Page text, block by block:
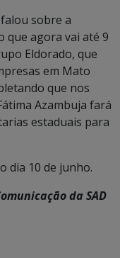
sobre a
que agora vai até 9
Eldorado, que
em Mato
que nos
Azambuja fará
estaduais para
dia 10 de junho.
da SAD